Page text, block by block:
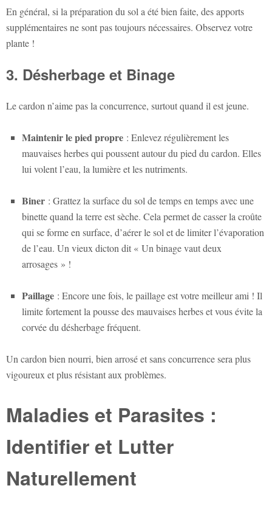
En général, si la préparation du sol a été bien faite, des apports
supplémentaires ne sont pas toujours nécessaires. Observez votre
plante !
3. Désherbage et Binage
Le cardon n’aime pas la concurrence, surtout quand il est jeune.
Maintenir le pied propre : Enlevez régulièrement les
mauvaises herbes qui poussent autour du pied du cardon. Elles
lui volent l’eau, la lumière et les nutriments.
Biner : Grattez la surface du sol de temps en temps avec une
binette quand la terre est sèche. Cela permet de casser la croûte
qui se forme en surface, d’aérer le sol et de limiter l’évaporation
de l’eau. Un vieux dicton dit « Un binage vaut deux
arrosages » !
Paillage : Encore une fois, le paillage est votre meilleur ami ! Il
limite fortement la pousse des mauvaises herbes et vous évite la
corvée du désherbage fréquent.
Un cardon bien nourri, bien arrosé et sans concurrence sera plus
vigoureux et plus résistant aux problèmes.
Maladies et Parasites :
Identifier et Lutter
Naturellement